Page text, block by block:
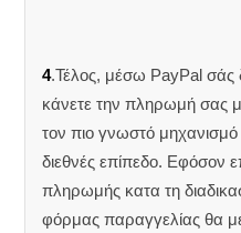
4.Τέλος, μέσω PayPal σάς
κάνετε την πληρωμή σας
τον πιο γνωστό
διεθνές επίπεδο. Εφόσον
πληρωμής κατα τη
φόρμας παραγγελίας θα